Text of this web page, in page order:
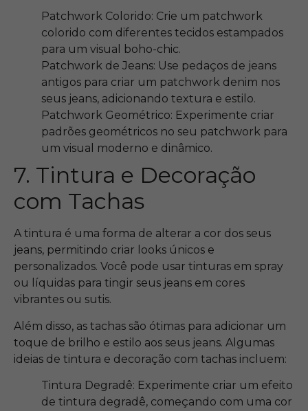
Patchwork Colorido: Crie um patchwork
colorido com diferentes tecidos estampados
para um visual boho-chic.
Patchwork de Jeans: Use pedaços de jeans
antigos para criar um patchwork denim nos
seus jeans, adicionando textura e estilo.
Patchwork Geométrico: Experimente criar
padrões geométricos no seu patchwork para
um visual moderno e dinâmico.
7. Tintura e Decoração
com Tachas
A tintura é uma forma de alterar a cor dos seus
jeans, permitindo criar looks únicos e
personalizados. Você pode usar tinturas em spray
ou líquidas para tingir seus jeans em cores
vibrantes ou sutis.
Além disso, as tachas são ótimas para adicionar um
toque de brilho e estilo aos seus jeans. Algumas
ideias de tintura e decoração com tachas incluem:
Tintura Degradê: Experimente criar um efeito
de tintura degradê, começando com uma cor